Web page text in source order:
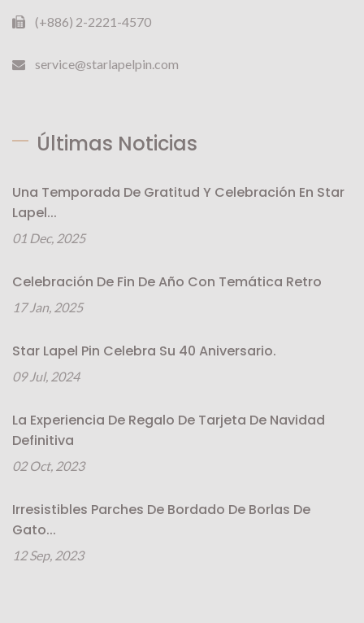
(+886) 2-2221-4570
service@starlapelpin.com
Últimas Noticias
Una Temporada De Gratitud Y Celebración En Star
Lapel...
01 Dec, 2025
Celebración De Fin De Año Con Temática Retro
17 Jan, 2025
Star Lapel Pin Celebra Su 40 Aniversario.
09 Jul, 2024
La Experiencia De Regalo De Tarjeta De Navidad
Definitiva
02 Oct, 2023
Irresistibles Parches De Bordado De Borlas De
Gato...
12 Sep, 2023